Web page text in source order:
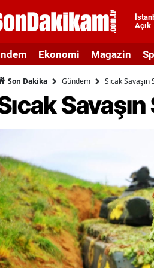
Açık
Ekonomi Magazin
Son Dakika Gündem Sıcak